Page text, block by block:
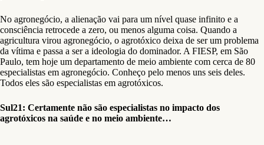
No agronegócio, a alienação vai para um nível quase infinito e a
consciência retrocede a zero, ou menos alguma coisa. Quando a
agricultura virou agronegócio, o agrotóxico deixa de ser um problema
da vítima e passa a ser a ideologia do dominador. A FIESP, em São
Paulo, tem hoje um departamento de meio ambiente com cerca de 80
especialistas em agronegócio. Conheço pelo menos uns seis deles.
Todos eles são especialistas em agrotóxicos.
Sul21: Certamente não são especialistas no impacto dos
agrotóxicos na saúde e no meio ambiente…